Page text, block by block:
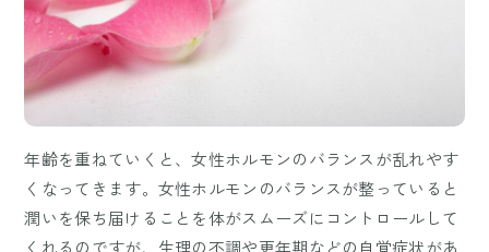
年齢を重ねていくと、女性ホルモンのバランスが乱れやす
くなってきます。女性ホルモンのバランスが整っていると
潤いを保ち届けることを体がスムーズにコントロールして
くれるのですが、生理の不調や更年期などの自覚症状があ